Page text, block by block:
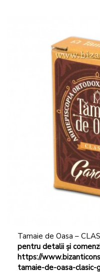
Tamaie de Oasa –
pentru detalii și
https://
tamaie-de-oasa-